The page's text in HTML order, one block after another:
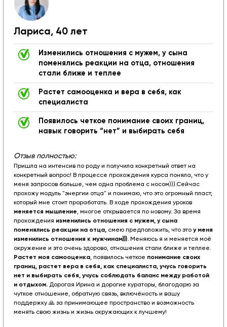
Лариса, 40 лет
Изменились отношения с мужем, у сына
поменялись реакции на отца, отношения
стали ближе и теплее
Растет самооценка и вера в себя, как
специалиста
Появилось четкое понимание своих границ,
навык говорить “нет” и выбирать себя
Отзыв полностью:
Пришла на интенсив по роду и получила конкретный ответ на
конкретный вопрос! В процессе прохождения курса поняла, что у
меня запросов больше, чем одна проблема с носом))).Сейчас
прохожу модуль "энергии отца" и понимаю, что это огромный пласт,
который мне стоит проработать. В ходе прохождения уроков
меняется мышление, многое открывается по новому. За время
прохождения изменились отношения с мужем, у сына
поменялись реакции на отца,смею предположить, что этоу меня
изменились отношения к мужчинам))). Меняюсь я и меняется моё
окружение и это очень здорово, отношения стали ближе и теплее.
Растет моя самооценка, появилось четкое понимание своих
границ, растет вера в себя, как специалиста,учусь говорить
нет и выбирать себя, учусь соблюдать баланс между работой
и отдыхом. Дорогая Ирина и дорогие кураторы, благодарю за
чуткое отношение, обратную связь, включёность и вашу
поддержку 🙏 за принимающее пространство и возможность
менять свою жизнь и жизнь окружающих к лучшему!